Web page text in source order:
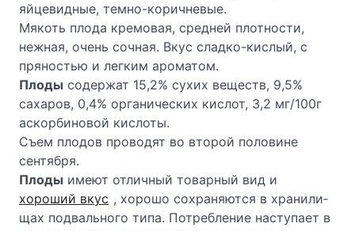
яйцевидные, темно-коричневые.
Мякоть плода кремовая, средней плотности,
нежная, очень сочная. Вкус сладко-кислый, с
пряностью и легким ароматом.
Плоды содержат 15,2% сухих веществ, 9,5%
сахаров, 0,4% органических кислот, 3,2 мг/100г
аскорбиновой кислоты.
Съем плодов проводят во второй половине
сентября.
Плоды имеют отличный товарный вид и
хороший вкус , хорошо сохраняются в хранили­
щах подвального типа. Потребление наступает в